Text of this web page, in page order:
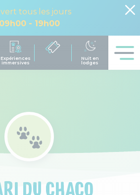
tous les jours
09h00 - 19h00
DU CHACO